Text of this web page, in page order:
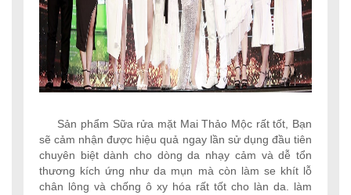
Sản phẩm Sữa rửa mặt Mai Thảo Mộc rất tốt, Bạn
sẽ cảm nhận được hiệu quả ngay lần sử dụng đầu tiên
chuyên biệt dành cho dòng da nhạy cảm và dễ tổn
thương kích ứng như da mụn mà còn làm se khít lỗ
chân lông và chống ô xy hóa rất tốt cho làn da. làm